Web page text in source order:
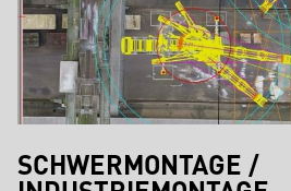
SCHWERMONTAGE /